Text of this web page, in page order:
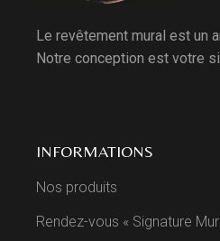
Le revêtement mural est un
Notre conception est votre
INFORMATIONS
Nos produits
Rendez-vous « Signature